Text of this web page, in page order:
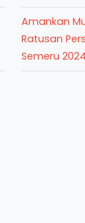
Amankan
Ratusan
Semeru 2024